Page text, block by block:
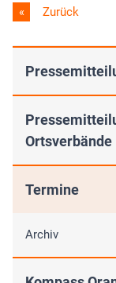
Zurück
Ortsverbände
Termine
Archiv